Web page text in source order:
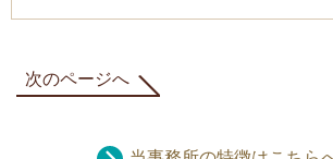
次のページへ